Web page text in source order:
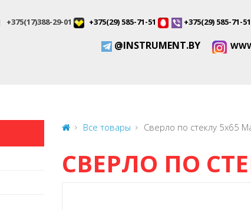
+375(17)388-29-01 +375(29) 585-71-51 +375(29) 585-71-51
@INSTRUMENT.BY
Все товары Сверло по стеклу 5x65
СВЕРЛО ПО